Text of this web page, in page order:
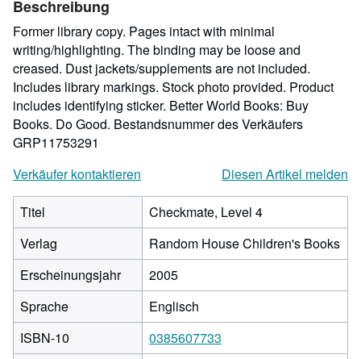
Beschreibung
Former library copy. Pages intact with minimal
writing/highlighting. The binding may be loose and
creased. Dust jackets/supplements are not included.
Includes library markings. Stock photo provided. Product
includes identifying sticker. Better World Books: Buy
Books. Do Good. Bestandsnummer des Verkäufers
GRP11753291
Verkäufer kontaktieren
Diesen Artikel melden
Titel
Checkmate, Level 4
Verlag
Random House Children's Books
Erscheinungsjahr
2005
Sprache
Englisch
ISBN-10
0385607733